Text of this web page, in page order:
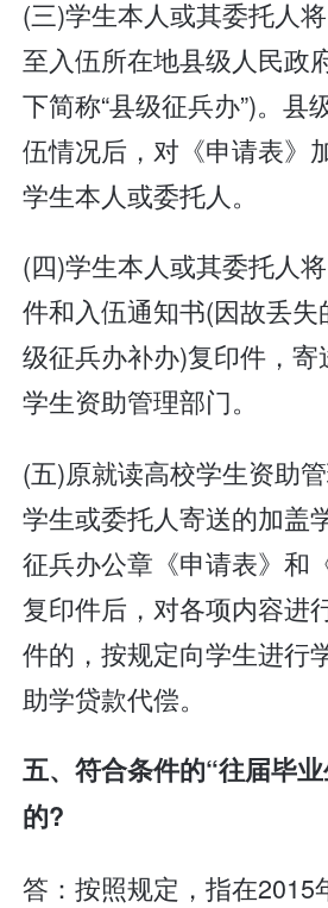
(三)学生本人或其委托人
至入伍所在地县级人民政
下简称“县级征兵办”)。县
伍情况后，对《申请表》
学生本人或委托人。
(四)学生本人或其委托人
件和入伍通知书(因故丢
级征兵办补办)复印件，
学生资助管理部门。
(五)原就读高校学生资助
学生或委托人寄送的加盖
征兵办公章《申请表》和
复印件后，对各项内容进
件的，按规定向学生进行
助学贷款代偿。
五、符合条件的“往届毕
的?
答：按照规定，指在2015